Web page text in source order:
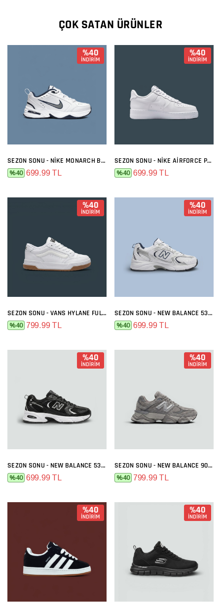
ÇOK SATAN ÜRÜNLER
%40
İNDİRİM
SEZON SONU - NIKE MONARCH BEYAZ SIYAH
%40 699.99 TL
%40
İNDİRİM
SEZON SONU - NIKE AIRFORCE PREMIUM FULL BEYAZ
%40 699.99 TL
%40
İNDİRİM
SEZON SONU - VANS HYLANE FULL BEYAZ
%40 799.99 TL
%40
İNDİRİM
SEZON SONU - NEW BALANCE 530 BEYAZ LACI
%40 699.99 TL
%40
İNDİRİM
SEZON SONU - NEW BALANCE 530 SIYAH BEYAZ
%40 699.99 TL
%40
İNDİRİM
SEZON SONU - NEW BALANCE 9060 GRI FÜME
%40 799.99 TL
%40
İNDİRİM
%40
İNDİRİM